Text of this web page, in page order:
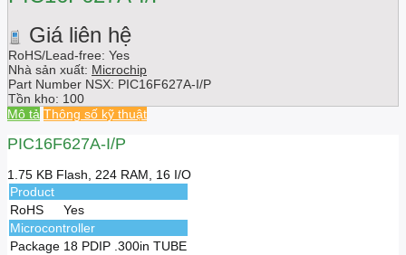
Giá liên hệ
RoHS/Lead-free: Yes
Nhà sản xuất: Microchip
Part Number NSX: PIC16F627A-I/P
Tồn kho: 100
Mô tả Thông số kỹ thuật
PIC16F627A-I/P
1.75 KB Flash, 224 RAM, 16 I/O
Product
RoHS
Yes
Microcontroller
Package 18 PDIP .300in TUBE